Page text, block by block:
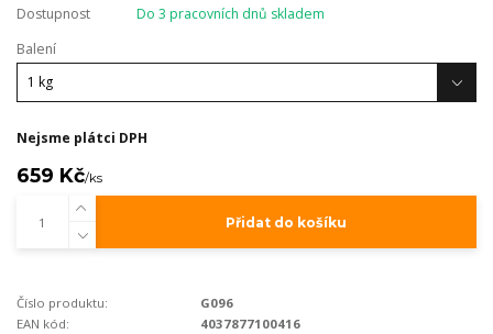
Dostupnost
Do 3 pracovních dnů skladem
Balení
Nejsme plátci DPH
659 Kč/ks
Přidat do košíku
Číslo produktu:
G096
EAN kód:
4037877100416